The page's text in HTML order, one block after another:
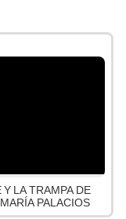
LA TRAMPA DE
PALACIOS